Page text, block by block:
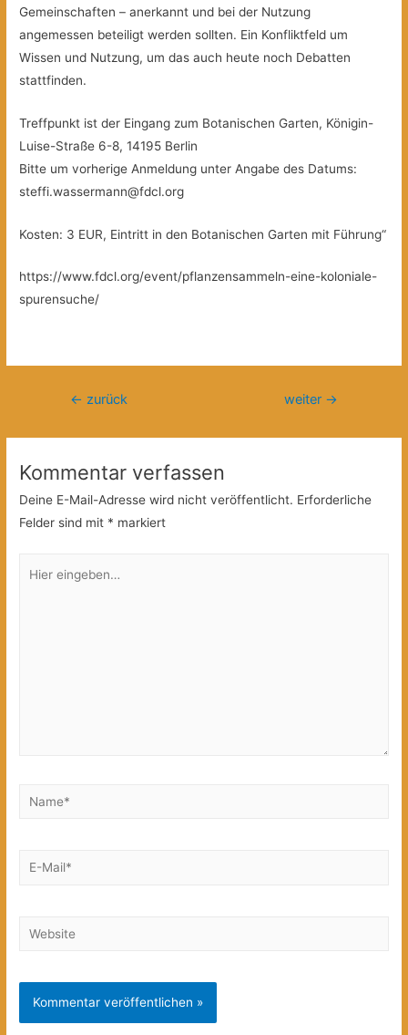
Gemeinschaften – anerkannt und bei der Nutzung
angemessen beteiligt werden sollten. Ein Konfliktfeld um
Wissen und Nutzung, um das auch heute noch Debatten
stattfinden.
Treffpunkt ist der Eingang zum Botanischen Garten, Königin-
Luise-Straße 6-8, 14195 Berlin
Bitte um vorherige Anmeldung unter Angabe des Datums:
steffi.wassermann@fdcl.org
Kosten: 3 EUR, Eintritt in den Botanischen Garten mit Führung“
https://www.fdcl.org/event/pflanzensammeln-eine-koloniale-
spurensuche/
Beitragsnavigation
← zurück weiter →
Kommentar verfassen
Deine E-Mail-Adresse wird nicht veröffentlicht. Erforderliche
Felder sind mit * markiert
eingeben…
Name*
E-
Website